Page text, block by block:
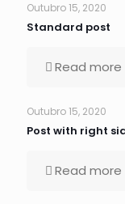
Outubro 15, 2020
Standard post
Read more
Outubro 15, 2020
Post with right
Read more